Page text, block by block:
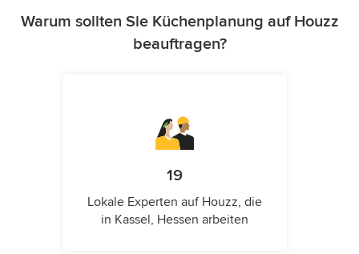
Warum sollten Sie Küchenplanung auf Houzz
beauftragen?
19
Lokale Experten auf Houzz, die
in Kassel, Hessen arbeiten